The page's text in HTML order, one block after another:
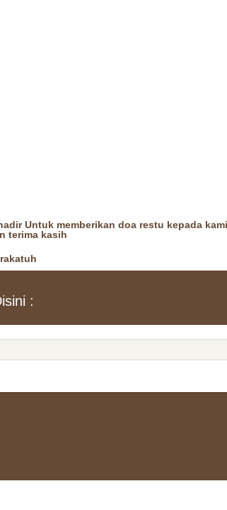
Untuk memberikan doa restu kepada
terima kasih
: